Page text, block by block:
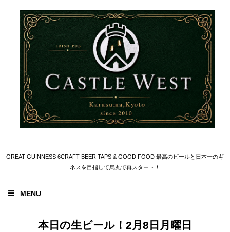
GREAT GUINNESS 6CRAFT BEER TAPS & GOOD FOOD 最高のビールと日本一のギ
ネスを目指して烏丸で再スタート！
MENU
本日の生ビール！2月8日月曜日